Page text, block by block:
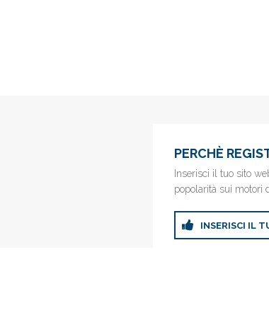
PERCHÈ
Inserisci il tuo sito
popolarità sui motori
INSERISCI IL